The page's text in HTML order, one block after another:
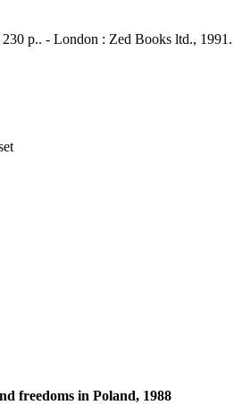
p.. - London : Zed Books ltd., 1991.
freedoms in Poland, 1988